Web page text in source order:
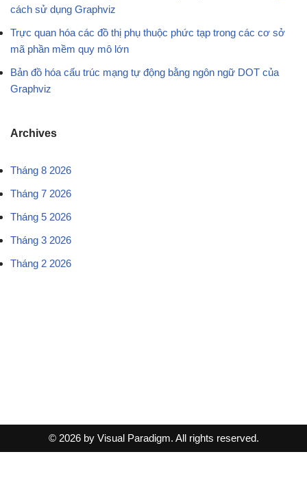
cách sử dụng Graphviz
Trực quan hóa các đồ thị phụ thuộc phức tạp trong các cơ sở
mã phần mềm quy mô lớn
Bản đồ hóa cấu trúc mạng tự động bằng ngôn ngữ DOT của
Graphviz
Archives
Tháng 8 2026
Tháng 7 2026
Tháng 5 2026
Tháng 3 2026
Tháng 2 2026
© 2026 by Visual Paradigm. All rights reserved.